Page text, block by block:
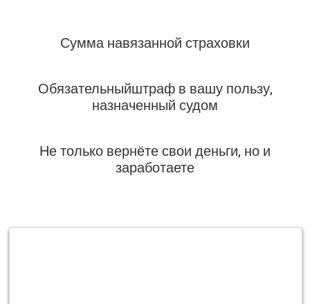
Сумма навязанной страховки
Обязательныйштраф в вашу пользу,
назначенный судом
Не только вернёте свои деньги, но и
заработаете